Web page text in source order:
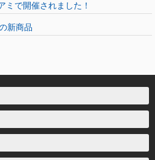
ミで開催されました！
新商品